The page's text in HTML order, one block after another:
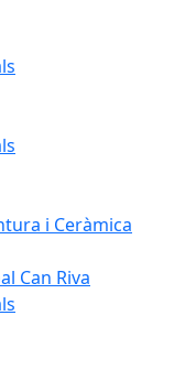
i Ceràmica
Can Riva